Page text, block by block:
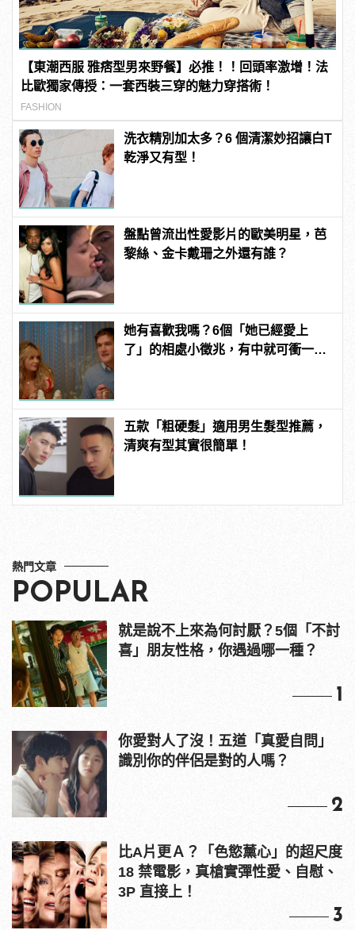
【東潮西服 雅痞型男來野餐】必推！！回頭率激增！法
比歐獨家傳授：一套西裝三穿的魅力穿搭術！
FASHION
洗衣精別加太多？6 個清潔妙招讓白T
乾淨又有型！
盤點曾流出性愛影片的歐美明星，芭
黎絲、金卡戴珊之外還有誰？
她有喜歡我嗎？6個「她已經愛上
了」的相處小徵兆，有中就可衝一
五款「粗硬髮」適用男生髮型推薦，
清爽有型其實很簡單！
熱門文章
POPULAR
就是說不上來為何討厭？5個「不討
喜」朋友性格，你遇過哪一種？
1
你愛對人了沒！五道「真愛自問」
識別你的伴侶是對的人嗎？
2
比A片更Ａ？「色慾薰心」的超尺度
18 禁電影，真槍實彈性愛、自慰、
3P 直接上！
3